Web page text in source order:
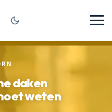
daken
weten